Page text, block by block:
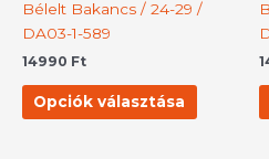
Bélelt Bakancs / 24-29 /
DA03-1-589
14990 Ft
Opciók választása